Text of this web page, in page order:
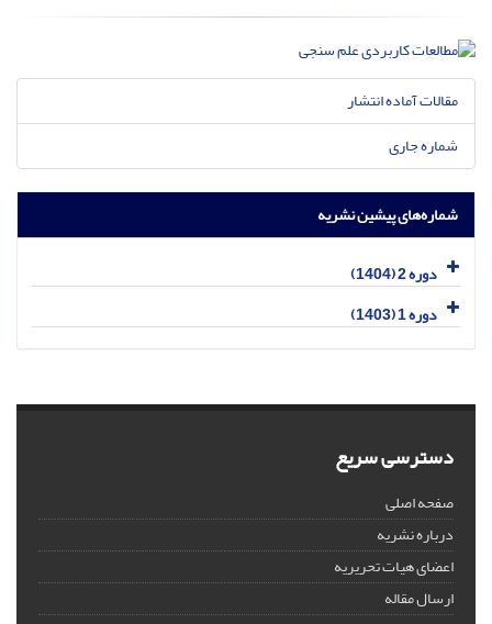
مقالات آماده انتشار
شماره جاری
شماره‌های پیشین نشریه
دوره 2 (1404)
دوره 1 (1403)
دسترسی سریع
صفحه اصلی
درباره نشریه
اعضای هیات تحریریه
ارسال مقاله